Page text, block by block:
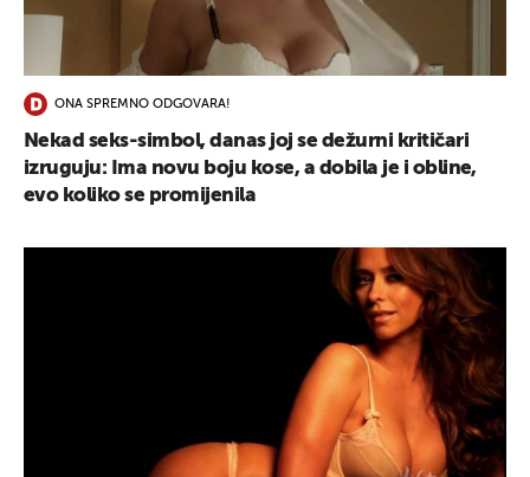
ONA SPREMNO ODGOVARA!
Nekad seks-simbol, danas joj se dežurni kritičari
izruguju: Ima novu boju kose, a dobila je i obline,
evo koliko se promijenila